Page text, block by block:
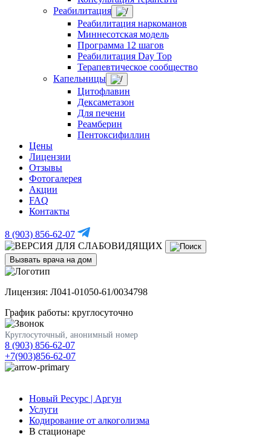
Реабилитация
Реабилитация наркоманов
Миннесотская модель
Программа 12 шагов
Реабилитация Day Top
Терапевтическое сообщество
Капельницы
Цитофлавин
Дексаметазон
Для печени
Реамберин
Пентоксифиллин
Цены
Лицензии
Отзывы
Фотогалерея
Акции
FAQ
Контакты
8 (903) 856-62-07
Вызвать врача на дом
Лицензия: Л041-01050-61/0034798
График работы: круглосуточно
Круглосуточный, анонимный номер
8 (903) 856-62-07
+7(903)856-62-07
Новый Ресурс | Аргун
Услуги
Кодирование от алкоголизма
В стационаре